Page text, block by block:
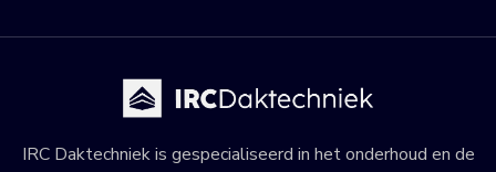
IRC Daktechniek is gespecialiseerd in het onderhoud en de